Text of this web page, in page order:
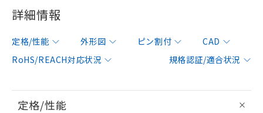
詳細情報
定格/性能 外形図 ピン割付
CAD
RoHS/REACH対応状況
規格認証/適合状況
定格/性能